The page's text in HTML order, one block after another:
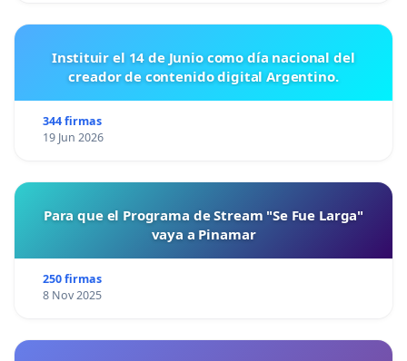
Instituir el 14 de Junio como día nacional del
creador de contenido digital Argentino.
344 firmas
19 Jun 2026
Para que el Programa de Stream "Se Fue Larga"
vaya a Pinamar
250 firmas
8 Nov 2025